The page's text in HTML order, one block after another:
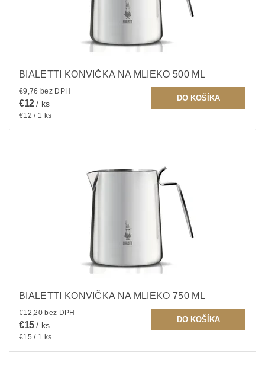
BIALETTI KONVIČKA NA MLIEKO 500 ML
€9,76 bez DPH
€12/ ks
€12 / 1 ks
BIALETTI KONVIČKA NA MLIEKO 750 ML
€12,20 bez DPH
€15/ ks
€15 / 1 ks